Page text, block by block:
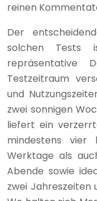
reinen
Der
solchen Tests
repräsentative
Testzeitraum
und
zwei sonnigen
liefert ein
mindestens vier
Werktage als
Abende sowie
zwei Jahreszeiten